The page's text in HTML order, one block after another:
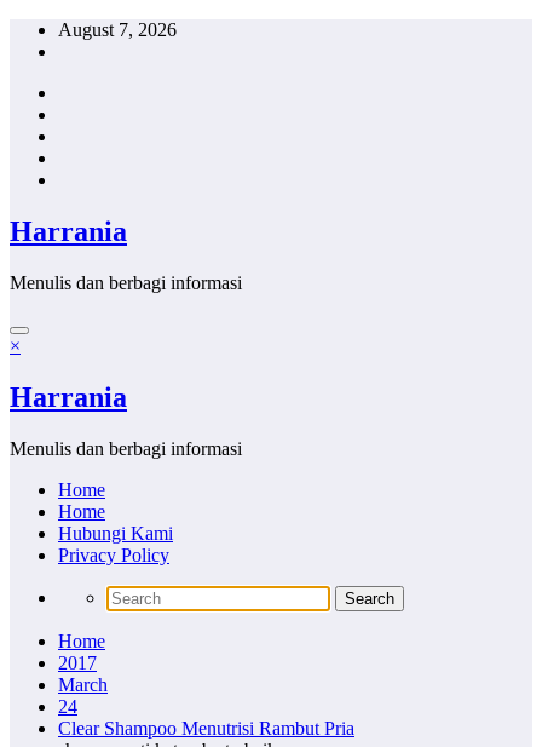
Skip
August 7, 2026
Harrania
Menulis dan berbagi informasi
×
Harrania
Menulis dan berbagi informasi
Home
Home
Hubungi Kami
Privacy Policy
Home
2017
March
24
Clear Shampoo Menutrisi Rambut Pria